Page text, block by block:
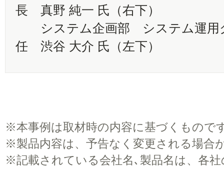
長 真野 純一 氏（右下）
システム企画部 システ
任 渋谷 大介 氏（左下）
※本事例は取材時の内容に基づくもので
※製品内容は、予告なく変更される場合
※記載されている会社名､製品名は、各